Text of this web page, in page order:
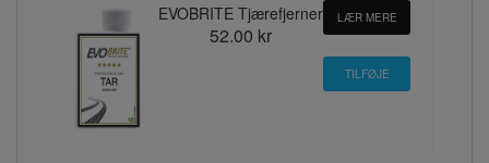
EVOBRITE Tjærefjerner
52.00 kr
LÆR MERE